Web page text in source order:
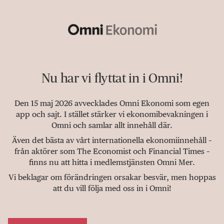
Nu har vi flyttat in i Omni!
Den 15 maj 2026 avvecklades Omni Ekonomi som egen
app och sajt. I stället stärker vi ekonomibevakningen i
Omni och samlar allt innehåll där.
Även det bästa av vårt internationella ekonomiinnehåll –
från aktörer som The Economist och Financial Times –
finns nu att hitta i medlemstjänsten Omni Mer.
Vi beklagar om förändringen orsakar besvär, men hoppas
att du vill följa med oss in i Omni!